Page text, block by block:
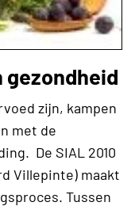
gezondheid
zijn, kampen
met de
De SIAL 2010
Villepinte) maakt
Tussen